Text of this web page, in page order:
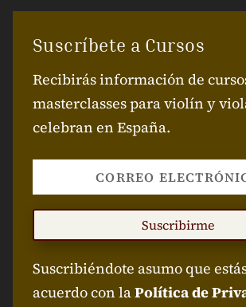
Suscríbete a Cursos
Recibirás información de
masterclasses para violín y
celebran en España.
Suscribirme
Suscribiéndote asumo que
acuerdo con laPolítica de